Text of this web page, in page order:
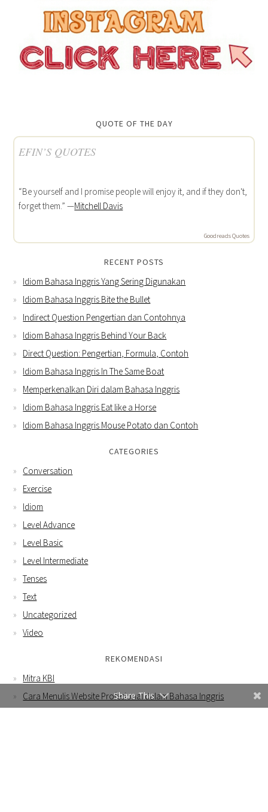
QUOTE OF THE DAY
EFIN’S QUOTES
“Be yourself and I promise people will enjoy it, and if they don't,
forget them.” —Mitchell Davis
Goodreads Quotes
RECENT POSTS
Idiom Bahasa Inggris Yang Sering Digunakan
Idiom Bahasa Inggris Bite the Bullet
Indirect Question Pengertian dan Contohnya
Idiom Bahasa Inggris Behind Your Back
Direct Question: Pengertian, Formula, Contoh
Idiom Bahasa Inggris In The Same Boat
Memperkenalkan Diri dalam Bahasa Inggris
Idiom Bahasa Inggris Eat like a Horse
Idiom Bahasa Inggris Mouse Potato dan Contoh
CATEGORIES
Conversation
Exercise
Idiom
Level Advance
Level Basic
Level Intermediate
Tenses
Text
Uncategorized
Video
REKOMENDASI
Mitra KBI
Cara Menulis Website Profesional dalam Bahasa Inggris
Share This